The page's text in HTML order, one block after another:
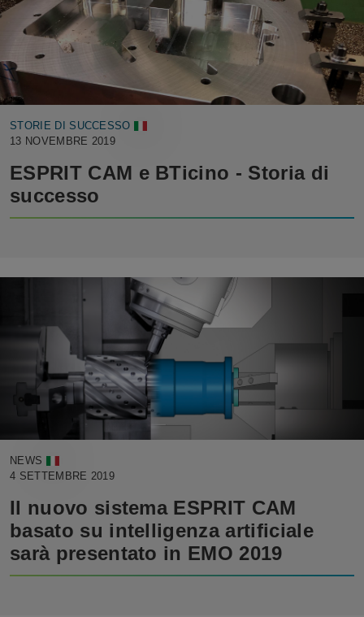
STORIE DI SUCCESSO
13 NOVEMBRE 2019
ESPRIT CAM e BTicino - Storia di
successo
NEWS
4 SETTEMBRE 2019
Il nuovo sistema ESPRIT CAM
basato su intelligenza artificiale
sarà presentato in EMO 2019